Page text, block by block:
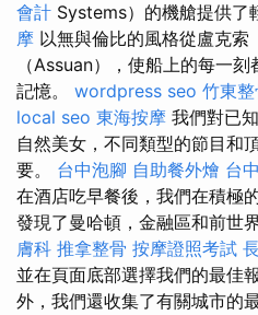
會計 Systems）的機艙提供了
摩 以無與倫比的風格從盧克索
（Assuan），使船上的每一
記憶。 wordpress seo 竹東整
local seo 東海按摩 我們對已
自然美女，不同類型的節目和
要。 台中泡腳 自助餐外燴 台
在酒店吃早餐後，我們在積極
發現了曼哈頓，金融區和前世
膚科 推拿整骨 按摩證照考試
並在頁面底部選擇我們的最佳
外，我們還收集了有關城市的